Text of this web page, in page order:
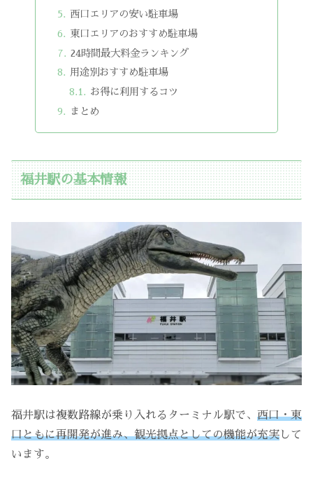
西口エリアの安い駐車場
東口エリアのおすすめ駐車場
24時間最大料金ランキング
用途別おすすめ駐車場
お得に利用するコツ
まとめ
福井駅の基本情報
福井駅は複数路線が乗り入れるターミナル駅で、 西口・東
口ともに再開発が進み、観光拠点としての機能が充実 して
います。